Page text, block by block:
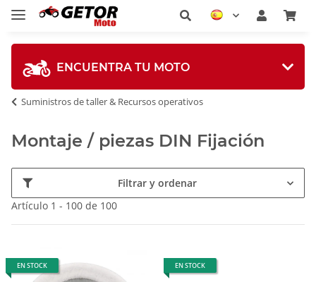
ENCUENTRA TU MOTO
Suministros de taller & Recursos operativos
Montaje / piezas DIN Fijación
Filtrar y ordenar
Artículo 1 - 100 de 100
EN STOCK EN STOCK